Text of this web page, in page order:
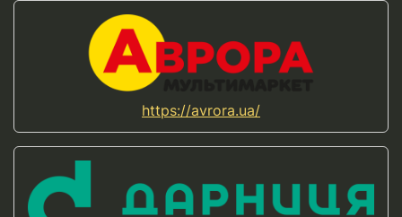
https://avrora.ua/